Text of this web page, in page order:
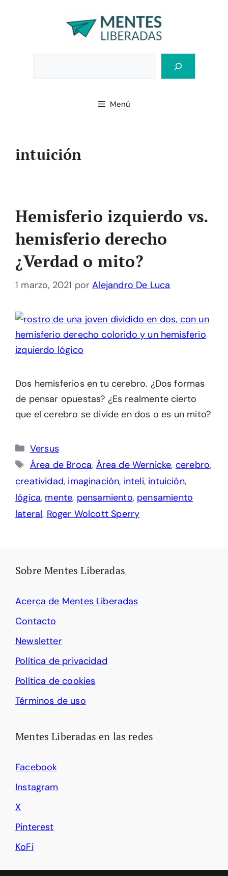
Menú
intuición
Hemisferio izquierdo vs.
hemisferio derecho
¿Verdad o mito?
1 marzo, 2021 porAlejandro De Luca
Dos hemisferios en tu cerebro. ¿Dos formas
de pensar opuestas? ¿Es realmente cierto
que el cerebro se divide en dos o es un mito?
Categorías
Versus
Etiquetas
Área de Broca, Área de Wernicke, cerebro,
creatividad, imaginación, inteli, intuición,
lógica, mente, pensamiento, pensamiento
lateral, Roger Wolcott Sperry
Sobre Mentes Liberadas
Acerca de Mentes Liberadas
Contacto
Newsletter
Política de privacidad
Política de cookies
Términos de uso
Mentes Liberadas en las redes
Facebook
Instagram
X
Pinterest
KoFi